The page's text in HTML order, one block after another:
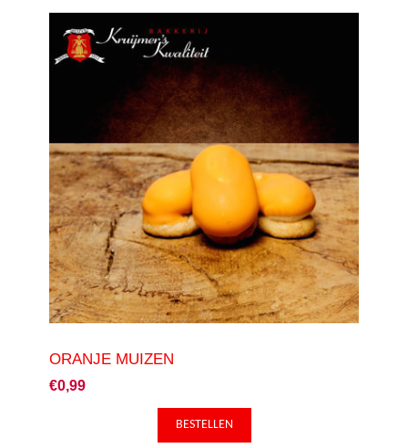
ORANJE MUIZEN
€0,99